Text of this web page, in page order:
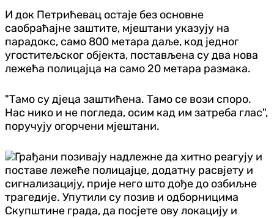
И док Петрићевац остаје без основне
саобраћајне заштите, мјештани указују на
парадокс, само 800 метара даље, код једног
угоститељског објекта, постављена су два нова
лежећа полицајца на само 20 метара размака.
"Тамо су дјеца заштићена. Тамо се вози споро.
Нас нико и не погледа, осим кад им затреба глас",
поручују огорчени мјештани.
Грађани позивају надлежне да хитно реагују и
поставе лежеће полицајце, додатну расвјету и
сигнализацију, прије него што дође до озбиљне
трагедије. Упутили су позив и одборницима
Скупштине града, да посјете ову локацију и